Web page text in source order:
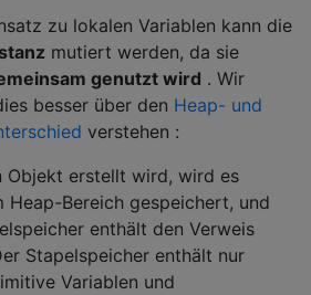
zu lokalen Variablen kann die
mutiert werden, da sie
genutzt wird . Wir
besser über den Heap- und
verstehen :
Objekt erstellt wird, wird es
Heap-Bereich gespeichert, und
enthält den Verweis
Stapelspeicher enthält nur
Variablen und